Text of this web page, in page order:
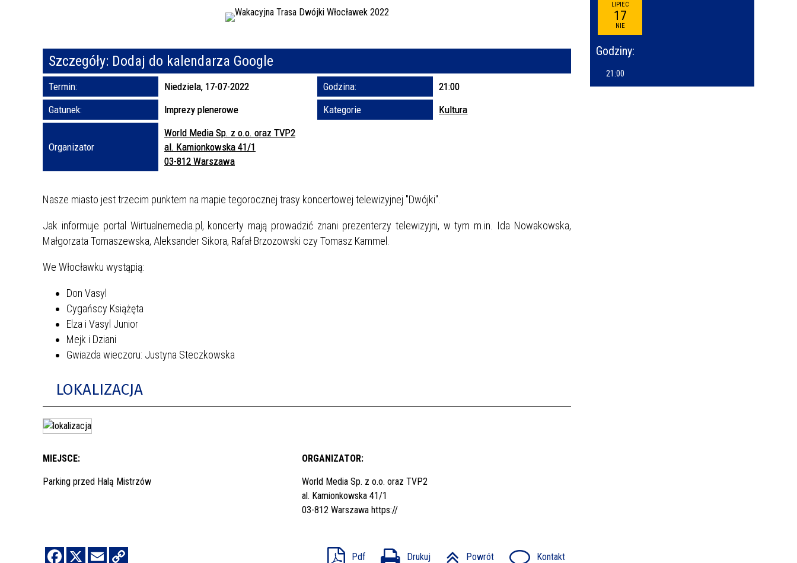
Szczegóły: Dodaj do kalendarza Google
Termin: Niedziela, 17-07-2022 Godzina:
21:00
Gatunek:
Imprezy plenerowe Kategorie Kultura
Organizator
World Media Sp. z o.o. oraz TVP2
al. Kamionkowska 41/1
03-812 Warszawa
Nasze miasto jest trzecim punktem na mapie tegorocznej trasy koncertowej telewizyjnej "Dwójki".
Jak informuje portal Wirtualnemedia.pl, koncerty mają prowadzić znani prezenterzy telewizyjni, w tym m.in. Ida Nowakowska,
Małgorzata Tomaszewska, Aleksander Sikora, Rafał Brzozowski czy Tomasz Kammel.
We Włocławku wystąpią:
Don Vasyl
Cygańscy Książęta
Elza i Vasyl Junior
Mejk i Dziani
Gwiazda wieczoru: Justyna Steczkowska
LOKALIZACJA
MIEJSCE:
Parking przed Halą Mistrzów
ORGANIZATOR:
World Media Sp. z o.o. oraz TVP2
al. Kamionkowska 41/1
03-812 Warszawa https://
Pdf Drukuj Powrót Kontakt
LIPIEC
17
NIE
Godziny:
21:00